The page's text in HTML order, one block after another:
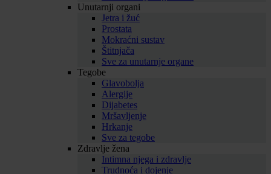
Unutarnji organi
Jetra i žuć
Prostata
Mokraćni sustav
Štitnjača
Sve za unutarnje organe
Tegobe
Glavobolja
Alergije
Dijabetes
Mršavljenje
Hrkanje
Sve za tegobe
Zdravlje žena
Intimna njega i zdravlje
Trudnoća i dojenje